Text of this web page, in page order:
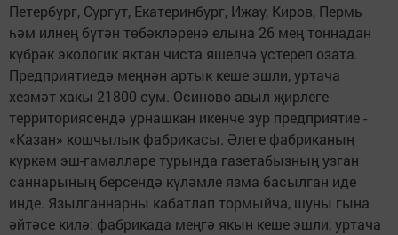
Петербург, Сургут, Екатеринбург, Ижау, Киров, Пермь
һәм илнең бүтән төбәкләренә елына 26 мең тоннадан
күбрәк экологик яктан чиста яшелчә үстереп озата.
Предприятиедә меңнән артык кеше эшли, уртача
хезмәт хакы 21800 сум. Осиново авыл җирлеге
территориясендә урнашкан икенче зур предприятие -
«Казан» кошчылык фабрикасы. Әлеге фабриканың
күркәм эш-гамәлләре турында газетабызның узган
саннарының берсендә күләмле язма басылган иде
инде. Язылганнарны кабатлап тормыйча, шуны гына
әйтәсе килә: фабрикада меңгә якын кеше эшли, уртача